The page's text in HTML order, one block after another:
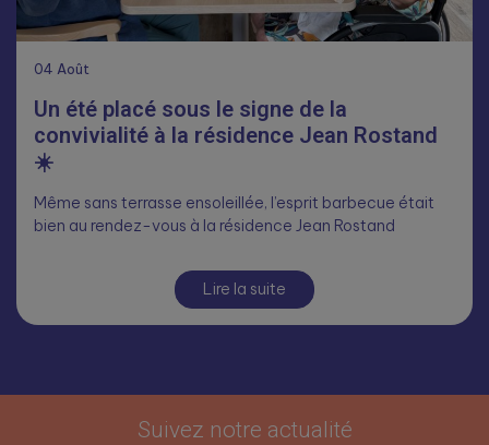
04 Août
Un été placé sous le signe de la
convivialité à la résidence Jean Rostand
☀️
Même sans terrasse ensoleillée, l’esprit barbecue était
bien au rendez-vous à la résidence Jean Rostand
Lire la suite
Suivez notre actualité